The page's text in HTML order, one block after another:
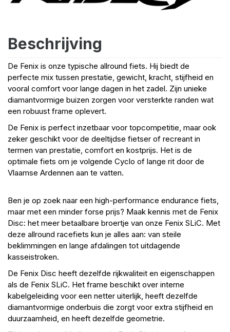
Beschrijving
De Fenix is onze typische allround fiets. Hij biedt de
perfecte mix tussen prestatie, gewicht, kracht, stijfheid en
vooral comfort voor lange dagen in het zadel. Zijn unieke
diamantvormige buizen zorgen voor versterkte randen wat
een robuust frame oplevert.
De Fenix is perfect inzetbaar voor topcompetitie, maar ook
zeker geschikt voor de deeltijdse fietser of recreant in
termen van prestatie, comfort en kostprijs. Het is de
optimale fiets om je volgende Cyclo of lange rit door de
Vlaamse Ardennen aan te vatten.
Ben je op zoek naar een high-performance endurance fiets,
maar met een minder forse prijs? Maak kennis met de Fenix
Disc: het meer betaalbare broertje van onze Fenix SLiC. Met
deze allround racefiets kun je alles aan: van steile
beklimmingen en lange afdalingen tot uitdagende
kasseistroken.
De Fenix Disc heeft dezelfde rijkwaliteit en eigenschappen
als de Fenix SLiC. Het frame beschikt over interne
kabelgeleiding voor een netter uiterlijk, heeft dezelfde
diamantvormige onderbuis die zorgt voor extra stijfheid en
duurzaamheid, en heeft dezelfde geometrie.